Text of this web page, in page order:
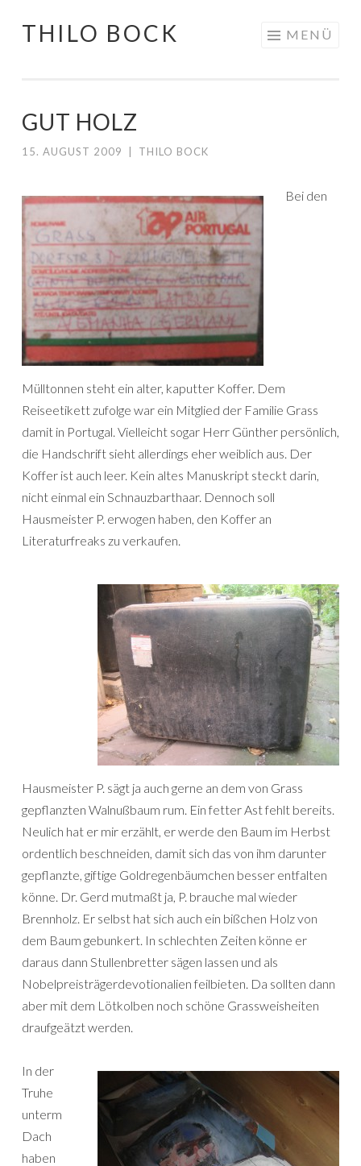
Springe
THILO BOCK MENÜ
GUT HOLZ
15. AUGUST 2009 THILO BOCK
Bei den
Mülltonnen steht ein alter, kaputter Koffer. Dem
Reiseetikett zufolge war ein Mitglied der Familie Grass
damit in Portugal. Vielleicht sogar Herr Günther persönlich,
die Handschrift sieht allerdings eher weiblich aus. Der
Koffer ist auch leer. Kein altes Manuskript steckt darin,
nicht einmal ein Schnauzbarthaar. Dennoch soll
Hausmeister P. erwogen haben, den Koffer an
Literaturfreaks zu verkaufen.
Hausmeister P. sägt ja auch gerne an dem von Grass
gepflanzten Walnußbaum rum. Ein fetter Ast fehlt bereits.
Neulich hat er mir erzählt, er werde den Baum im Herbst
ordentlich beschneiden, damit sich das von ihm darunter
gepflanzte, giftige Goldregenbäumchen besser entfalten
könne. Dr. Gerd mutmaßt ja, P. brauche mal wieder
Brennholz. Er selbst hat sich auch ein bißchen Holz von
dem Baum gebunkert. In schlechten Zeiten könne er
daraus dann Stullenbretter sägen lassen und als
Nobelpreisträgerdevotionalien feilbieten. Da sollten dann
aber mit dem Lötkolben noch schöne Grassweisheiten
draufgeätzt werden.
In der
Truhe
unterm
Dach
haben